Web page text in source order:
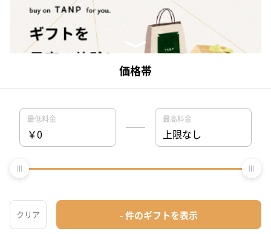
05 Chouette フード付きバスタオル&ハンカチセット｜コンテッ
的にサポートいたします。専門バイヤーが選りすぐりの商品を揃えている
タンプが選ばれる5つの理由